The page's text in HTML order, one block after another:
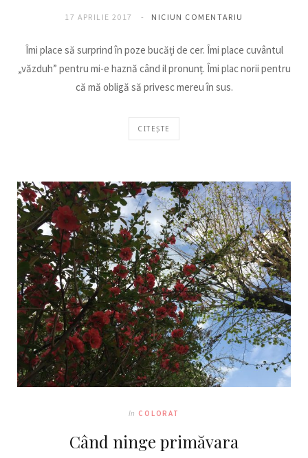
17 APRILIE 2017 NICIUN COMENTARIU
Îmi place să surprind în poze bucăți de cer. Îmi place cuvântul
„văzduh” pentru mi-e haznă când il pronunț. Îmi plac norii pentru
că mă obligă să privesc mereu în sus.
CITEȘTE
In COLORAT
Când ninge primăvara